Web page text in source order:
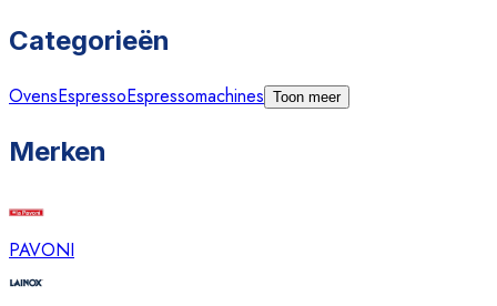
Categorieën
OvensEspressoEspressomachines Toon meer
Merken
PAVONI